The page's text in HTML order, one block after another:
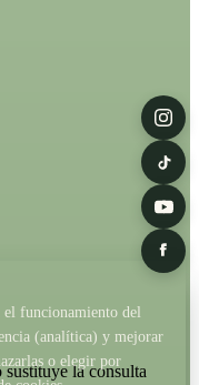
la consulta
el funcionamiento del
(analítica) y mejorar
o elegir por